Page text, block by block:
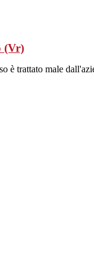
(Vr)
è trattato male